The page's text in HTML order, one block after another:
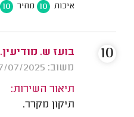
איכות 10 מחיר 10
בועז ש. מודיעין.
משוב: 27/07/2025
תיאור השירות:
תיקון מקרר.
10